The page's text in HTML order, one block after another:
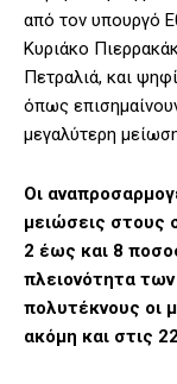
από τον υπουργό
Κυριάκο
Πετραλιά, και
όπως
μεγαλύτερη
Οι
μειώσεις στους
2 έως και 8
πλειονότητα
πολυτέκνους οι
ακόμη και στις